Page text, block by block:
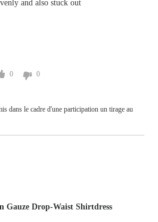
dans le cadre d'une participation un tirage au
and also stuck out
0 0
Gauze Drop-Waist Shirtdress